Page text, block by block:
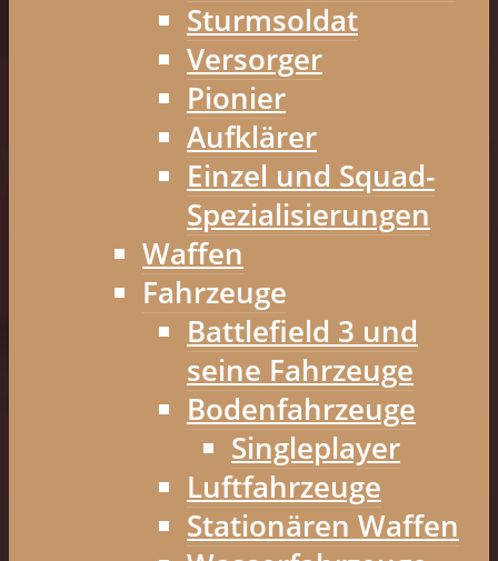
Sturmsoldat
Versorger
Pionier
Aufklärer
Einzel und Squad-
Spezialisierungen
Waffen
Fahrzeuge
Battlefield 3 und
seine Fahrzeuge
Bodenfahrzeuge
Singleplayer
Luftfahrzeuge
Stationären Waffen